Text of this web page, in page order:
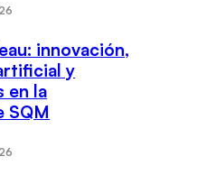
innovación,
y
en la
SQM